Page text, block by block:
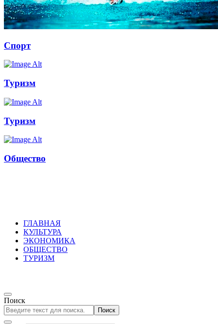
Спорт
Туризм
Туризм
Общество
ГЛАВНАЯ
КУЛЬТУРА
ЭКОНОМИКА
ОБЩЕСТВО
ТУРИЗМ
Поиск
Поиск